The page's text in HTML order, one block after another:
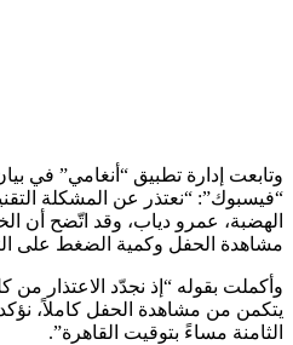
وتابعت إدارة تطبيق “أنغامي” في
“فيسبوك”: “نعتذر عن المشكلة
الهضبة، عمرو دياب، وقد اتّضح أن
مشاهدة الحفل وكمية الضغط على
وأكملت بقوله “إذ نجدّد الاعتذار
يتكمن من مشاهدة الحفل كاملاً،
الثامنة مساءً بتوقيت القاهرة”.